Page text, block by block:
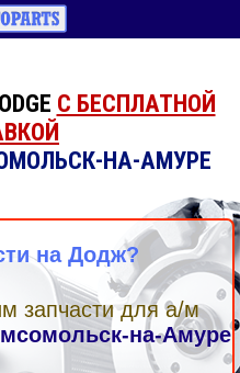
С БЕСПЛАТНОЙ
НА-АМУРЕ
на Додж?
запчасти для а/м
на-Амуре